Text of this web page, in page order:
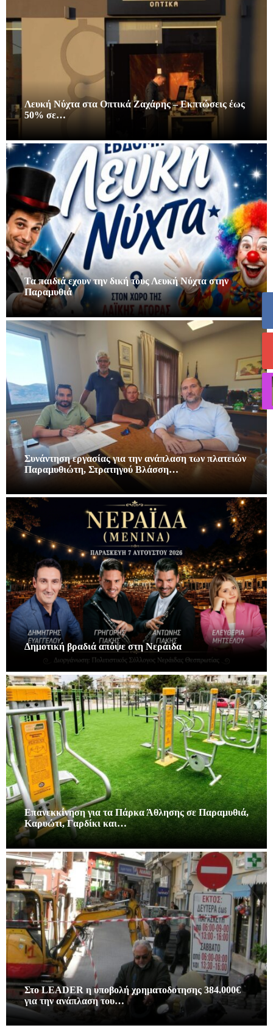
Λευκή Νύχτα στα Οπτικά Ζαχάρης – Εκπτώσεις έως
50% σε…
Τα παιδιά εχουν την δική τους Λευκή Νύχτα στην
Παραμυθιά
Συνάντηση εργασίας για την ανάπλαση των πλατειών
Παραμυθιώτη, Στρατηγού Βλάσση…
Δημοτική βραδιά απόψε στη Νεράιδα
Επανεκκίνηση για τα Πάρκα Άθλησης σε Παραμυθιά,
Καρυώτι, Γαρδίκι και…
Στο LEADER η υποβολή χρηματοδοτησης 384.000€
για την ανάπλαση του…